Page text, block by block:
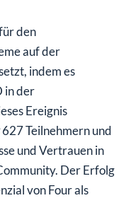
den
auf der
indem es
in der
Ereignis
Teilnehmern und
und Vertrauen in
Der Erfolg
von Four als